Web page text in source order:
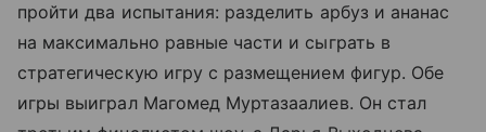
пройти два испытания: разделить арбуз и ананас
на максимально равные части и сыграть в
стратегическую игру с размещением фигур. Обе
игры выиграл Магомед Муртазаалиев. Он стал